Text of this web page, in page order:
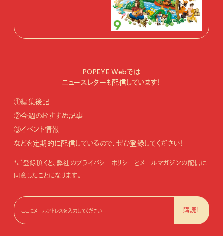
POPEYE Webでは
ニュースレターも配信しています！
①編集後記
②今週のおすすめ記事
③イベント情報
などを定期的に配信しているので、ぜひ登録してください！
*ご登録頂くと、弊社のプライバシーポリシーとメールマガジンの配信に
同意したことになります。